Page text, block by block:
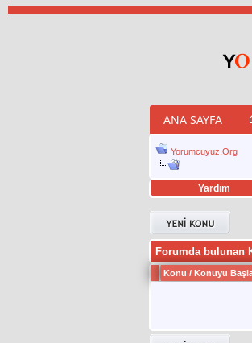
ANA SAYFA
Yorumcuyuz.Org
Yardım
twitter retweet hilesi
Forumda bulunan
Konu / Konuyu